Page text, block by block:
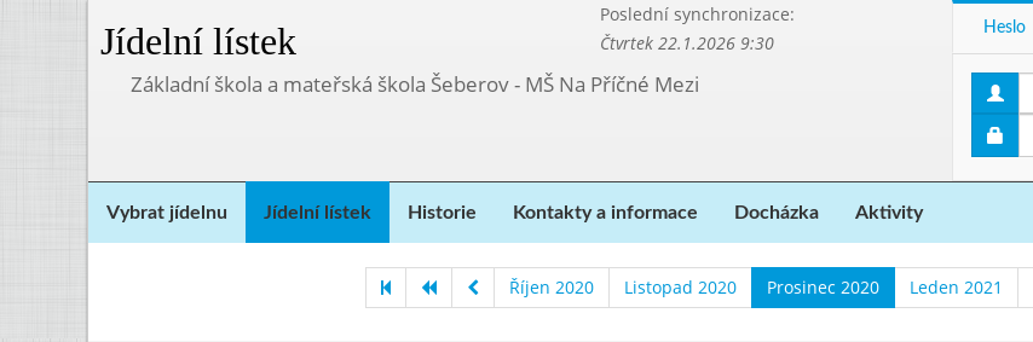
Jídelní lístek
Poslední synchronizace:
Čtvrtek 22.1.2026 9:30
Základní škola a mateřská škola Šeberov - MŠ Na Příčné Mezi
Heslo
Vybrat jídelnu Jídelní lístek Historie Kontakty a informace Docházka Aktivity
Říjen 2020 Listopad 2020 Prosinec 2020 Leden 2021